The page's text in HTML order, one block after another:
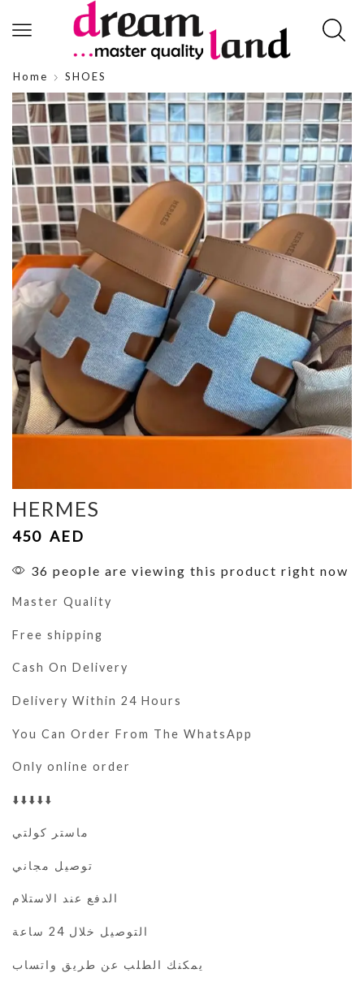
Home SHOES
HERMES
450 AED
36 people are viewing this product right now
Master Quality
Free shipping
Cash On Delivery
Delivery Within 24 Hours
You Can Order From The WhatsApp
Only online order
⬇️⬇️⬇️⬇️⬇️
ماستر كولتي
توصيل مجاني
الدفع عند الاستلام
التوصيل خلال 24 ساعة
يمكنك الطلب عن طريق واتساب